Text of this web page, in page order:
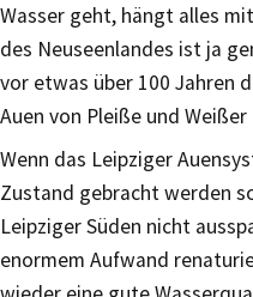
Wasser geht, hängt alles
des Neuseenlandes ist ja
vor etwas über 100 Jahren
Auen von Pleiße und
Wenn das Leipziger
Zustand gebracht werden
Leipziger Süden nicht
enormem Aufwand